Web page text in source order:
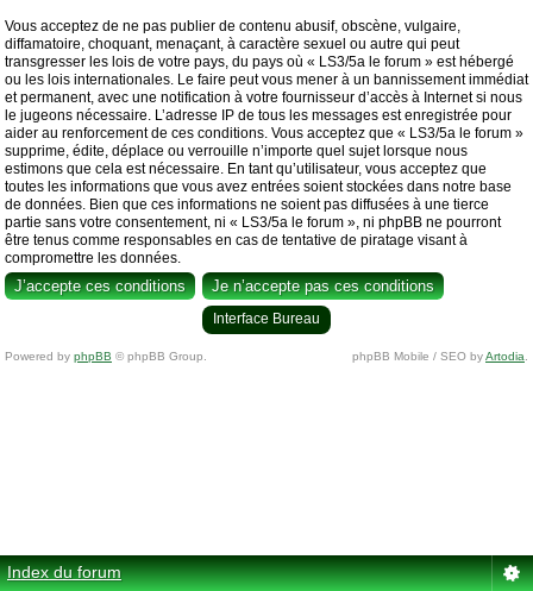
Vous acceptez de ne pas publier de contenu abusif, obscène, vulgaire,
diffamatoire, choquant, menaçant, à caractère sexuel ou autre qui peut
transgresser les lois de votre pays, du pays où « LS3/5a le forum » est hébergé
ou les lois internationales. Le faire peut vous mener à un bannissement immédiat
et permanent, avec une notification à votre fournisseur d’accès à Internet si nous
le jugeons nécessaire. L’adresse IP de tous les messages est enregistrée pour
aider au renforcement de ces conditions. Vous acceptez que « LS3/5a le forum »
supprime, édite, déplace ou verrouille n’importe quel sujet lorsque nous
estimons que cela est nécessaire. En tant qu’utilisateur, vous acceptez que
toutes les informations que vous avez entrées soient stockées dans notre base
de données. Bien que ces informations ne soient pas diffusées à une tierce
partie sans votre consentement, ni « LS3/5a le forum », ni phpBB ne pourront
être tenus comme responsables en cas de tentative de piratage visant à
compromettre les données.
Interface Bureau
Powered by phpBB © phpBB Group. phpBB Mobile / SEO byArtodia
Index du forum